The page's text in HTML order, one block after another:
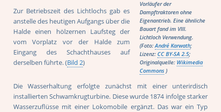
Vorläufer der
Dampftraktoren ohne
Eigenantrieb. Eine ähnliche
Bauart fand im VIII.
Lichtloch Verwendung.
(Foto:André Karwath;
Lizenz:CC BY-SA 2.5;
Originalquelle: Wikimedia
Commons )
Zur Betriebszeit des Lichtlochs gab es
anstelle des heutigen Aufgangs über die
Halde einen hölzernen Laufsteg der
vom Vorplatz vor der Halde zum
Eingang des Schachthauses auf
derselben führte. (Bild 2)
Die Wasserhaltung erfolgte zunächst mit einer unterirdisch
installierten Schwamkrugturbine. Diese wurde 1874 infolge starker
Wasserzuflüsse mit einer Lokomobile ergänzt. Das war ein Typ